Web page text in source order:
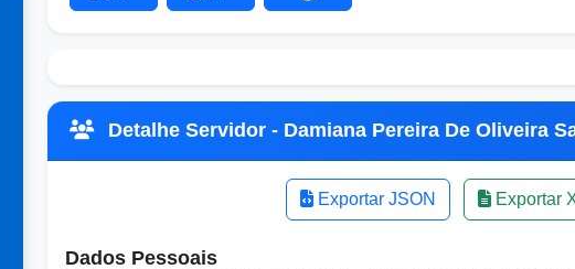
Detalhe Servidor - Damiana Pereira De Oliveira
Exportar JSON Exportar
Dados Pessoais